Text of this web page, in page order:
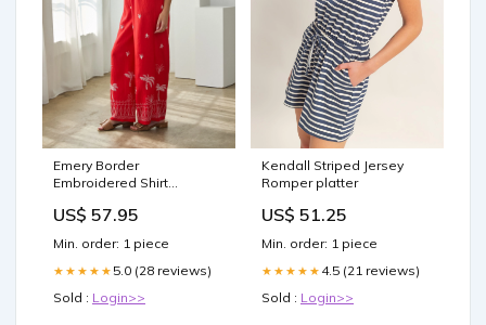
Emery Border
Embroidered Shirt
US$ 57.95
Min. order: 1 piece
★★★★★ 5.0 (28 reviews)
Sold : Login>>
Kendall Striped Jersey
Romper platter
US$ 51.25
Min. order: 1 piece
★★★★★ 4.5 (21 reviews)
Sold : Login>>